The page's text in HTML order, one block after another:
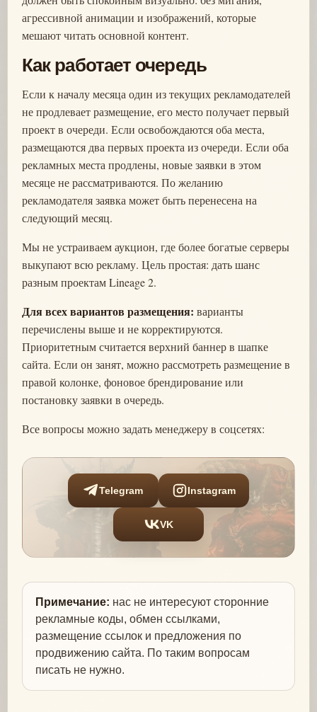
агрессивной анимации и изображений, которые
мешают читать основной контент.
Как работает очередь
Если к началу месяца один из текущих рекламодателей
не продлевает размещение, его место получает первый
проект в очереди. Если освобождаются оба места,
размещаются два первых проекта из очереди. Если оба
рекламных места продлены, новые заявки в этом
месяце не рассматриваются. По желанию
рекламодателя заявка может быть перенесена на
следующий месяц.
Мы не устраиваем аукцион, где более богатые серверы
выкупают всю рекламу. Цель простая: дать шанс
разным проектам Lineage 2.
Для всех вариантов размещения: варианты
перечислены выше и не корректируются.
Приоритетным считается верхний баннер в шапке
сайта. Если он занят, можно рассмотреть размещение в
правой колонке, фоновое брендирование или
постановку заявки в очередь.
Все вопросы можно задать менеджеру в соцсетях:
Telegram Instagram
VK
Примечание: нас не интересуют сторонние
рекламные коды, обмен ссылками,
размещение ссылок и предложения по
продвижению сайта. По таким вопросам
писать не нужно.